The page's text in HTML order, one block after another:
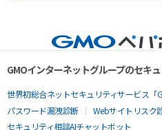
GMOインターネットグループのセキ
世界初総合ネットセキュリティサービス「
パスワード漏洩診断
Webサイトリスク
セキュリティ相談AIチャットボット